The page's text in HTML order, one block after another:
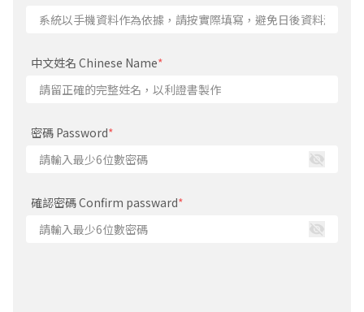
中文姓名 Chinese Name*
密碼 Password*
確認密碼 Confirm passward*